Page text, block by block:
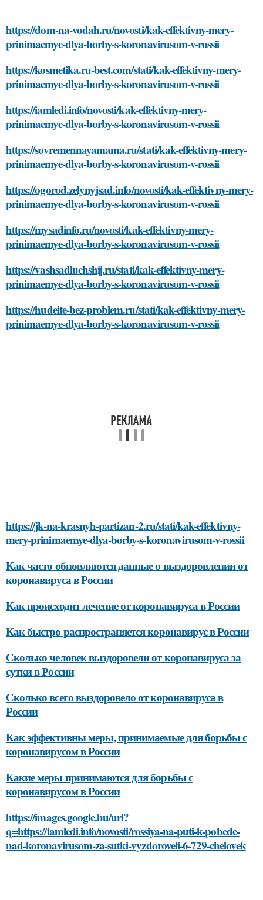
https://dom-na-vodah.ru/novosti/kak-effektivny-mery-
prinimaemye-dlya-borby-s-koronavirusom-v-rossii
https://kosmetika.ru-best.com/stati/kak-effektivny-mery-
prinimaemye-dlya-borby-s-koronavirusom-v-rossii
https://iamledi.info/novosti/kak-effektivny-mery-
prinimaemye-dlya-borby-s-koronavirusom-v-rossii
https://sovremennayamama.ru/stati/kak-effektivny-mery-
prinimaemye-dlya-borby-s-koronavirusom-v-rossii
https://ogorod.zelynyjsad.info/novosti/kak-effektivny-mery-
prinimaemye-dlya-borby-s-koronavirusom-v-rossii
https://mysadinfo.ru/novosti/kak-effektivny-mery-
prinimaemye-dlya-borby-s-koronavirusom-v-rossii
https://vashsadluchshij.ru/stati/kak-effektivny-mery-
prinimaemye-dlya-borby-s-koronavirusom-v-rossii
https://hudeite-bez-problem.ru/stati/kak-effektivny-mery-
prinimaemye-dlya-borby-s-koronavirusom-v-rossii
https://jk-na-krasnyh-partizan-2.ru/stati/kak-effektivny-
mery-prinimaemye-dlya-borby-s-koronavirusom-v-rossii
Как часто обновляются данные о выздоровлении от
коронавируса в России
Как происходит лечение от коронавируса в России
Как быстро распространяется коронавирус в России
Сколько человек выздоровели от коронавируса за
сутки в России
Сколько всего выздоровело от коронавируса в
России
Как эффективны меры, принимаемые для борьбы с
коронавирусом в России
Какие меры принимаются для борьбы с
коронавирусом в России
https://images.google.hu/url?
q=https://iamledi.info/novosti/rossiya-na-puti-k-pobede-
nad-koronavirusom-za-sutki-vyzdoroveli-6-729-chelovek